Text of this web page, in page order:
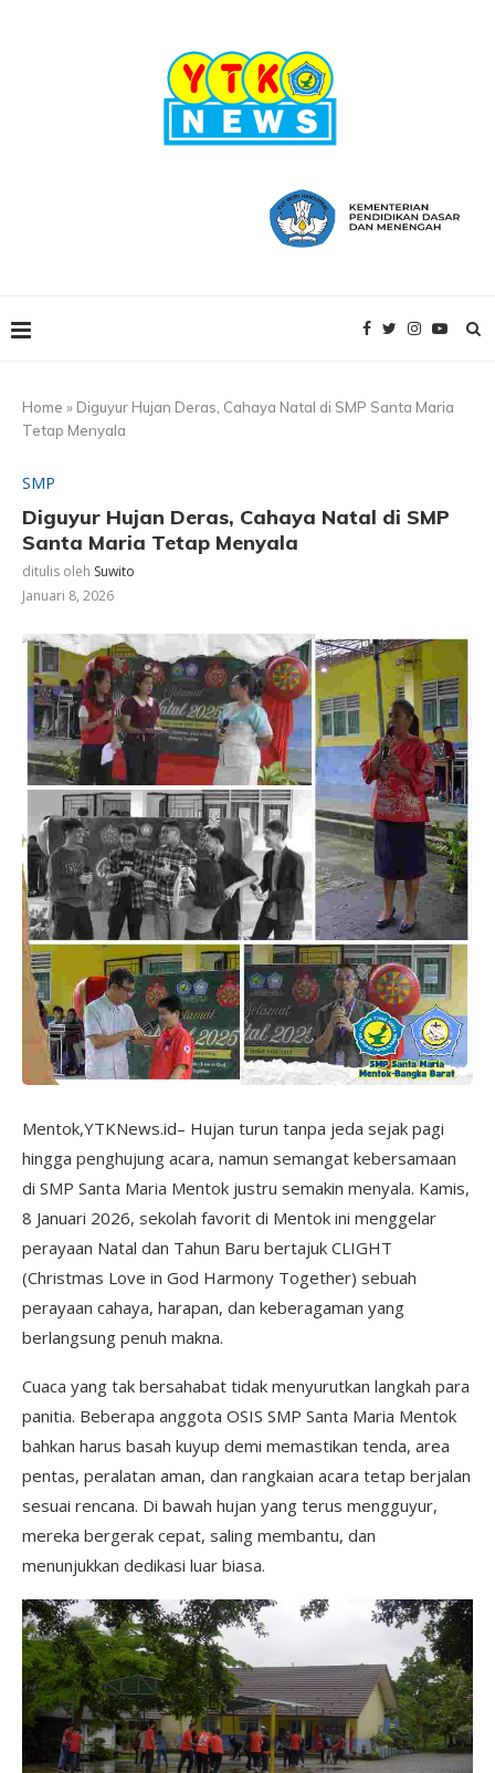
Home » Diguyur Hujan Deras, Cahaya Natal di SMP Santa Maria
Tetap Menyala
SMP
Diguyur Hujan Deras, Cahaya Natal di SMP
Santa Maria Tetap Menyala
ditulis oleh Suwito
Januari 8, 2026
Mentok,YTKNews.id– Hujan turun tanpa jeda sejak pagi
hingga penghujung acara, namun semangat kebersamaan
di SMP Santa Maria Mentok justru semakin menyala. Kamis,
8 Januari 2026, sekolah favorit di Mentok ini menggelar
perayaan Natal dan Tahun Baru bertajuk CLIGHT
(Christmas Love in God Harmony Together) sebuah
perayaan cahaya, harapan, dan keberagaman yang
berlangsung penuh makna.
Cuaca yang tak bersahabat tidak menyurutkan langkah para
panitia. Beberapa anggota OSIS SMP Santa Maria Mentok
bahkan harus basah kuyup demi memastikan tenda, area
pentas, peralatan aman, dan rangkaian acara tetap berjalan
sesuai rencana. Di bawah hujan yang terus mengguyur,
mereka bergerak cepat, saling membantu, dan
menunjukkan dedikasi luar biasa.